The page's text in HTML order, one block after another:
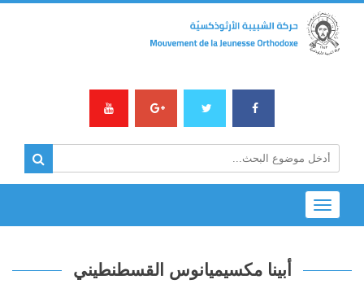
Toggle
navigation
أبينا مكسيميانوس القسطنطيني